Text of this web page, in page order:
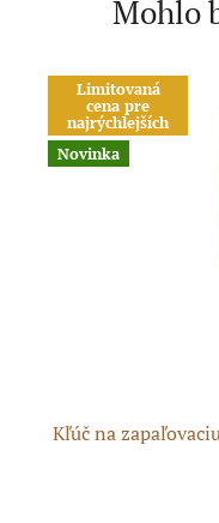
Mohlo
Limitovaná
cena pre
najrýchlejších
Novinka
Kľúč na